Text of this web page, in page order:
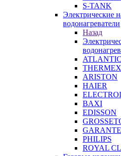
S-TANK
Электрические
водонагреватели
Назад
ATLANTIC
THERMEX
ARISTON
HAIER
BAXI
EDISSON
PHILIPS
ROYAL